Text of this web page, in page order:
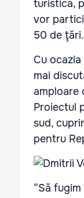
turistică,
vor
50 de ţări.
Cu
mai
amploare
Proiectul
sud,
pentru
“Să